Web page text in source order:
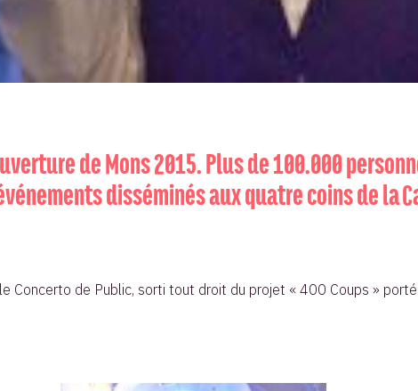
de Mons 2015. Plus de 100.000
disséminés aux quatre coins de la
Concerto de Public, sorti tout droit du projet « 400 Coups »